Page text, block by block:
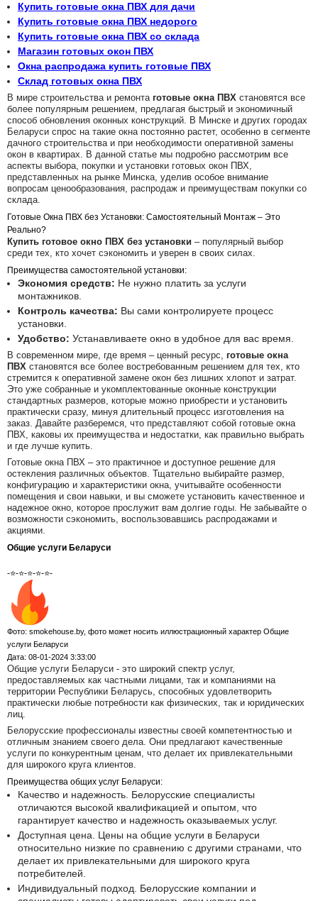
Купить готовые окна ПВХ для дачи
Купить готовые окна ПВХ недорого
Купить готовые окна ПВХ со склада
Магазин готовых окон ПВХ
Окна распродажа купить готовые ПВХ
Склад готовых окна ПВХ
В мире строительства и ремонта готовые окна ПВХ становятся все
более популярным решением, предлагая быстрый и экономичный
способ обновления оконных конструкций. В Минске и других городах
Беларуси спрос на такие окна постоянно растет, особенно в сегменте
дачного строительства и при необходимости оперативной замены
окон в квартирах. В данной статье мы подробно рассмотрим все
аспекты выбора, покупки и установки готовых окон ПВХ,
представленных на рынке Минска, уделив особое внимание
вопросам ценообразования, распродаж и преимуществам покупки со
склада.
Готовые Окна ПВХ без Установки: Самостоятельный Монтаж – Это
Реально?
Купить готовое окно ПВХ без установки – популярный выбор
среди тех, кто хочет сэкономить и уверен в своих силах.
Преимущества самостоятельной установки:
Экономия средств: Не нужно платить за услуги
монтажников.
Контроль качества: Вы сами контролируете процесс
установки.
Удобство: Устанавливаете окно в удобное для вас время.
В современном мире, где время – ценный ресурс, готовые окна
ПВХ становятся все более востребованным решением для тех, кто
стремится к оперативной замене окон без лишних хлопот и затрат.
Это уже собранные и укомплектованные оконные конструкции
стандартных размеров, которые можно приобрести и установить
практически сразу, минуя длительный процесс изготовления на
заказ. Давайте разберемся, что представляют собой готовые окна
ПВХ, каковы их преимущества и недостатки, как правильно выбрать
и где лучше купить.
Готовые окна ПВХ – это практичное и доступное решение для
остекления различных объектов. Тщательно выбирайте размер,
конфигурацию и характеристики окна, учитывайте особенности
помещения и свои навыки, и вы сможете установить качественное и
надежное окно, которое прослужит вам долгие годы. Не забывайте о
возможности сэкономить, воспользовавшись распродажами и
акциями.
Общие услуги Беларуси
-⭐-⭐-⭐-⭐-⭐-
Фото: smokehouse.by, фото может носить иллюстрационный характер Общие
услуги Беларуси
Дата: 08-01-2024 3:33:00
Общие услуги Беларуси - это широкий спектр услуг,
предоставляемых как частными лицами, так и компаниями на
территории Республики Беларусь, способных удовлетворить
практически любые потребности как физических, так и юридических
лиц.
Белорусские профессионалы известны своей компетентностью и
отличным знанием своего дела. Они предлагают качественные
услуги по конкурентным ценам, что делает их привлекательными
для широкого круга клиентов.
Преимущества общих услуг Беларуси:
Качество и надежность. Белорусские специалисты
отличаются высокой квалификацией и опытом, что
гарантирует качество и надежность оказываемых услуг.
Доступная цена. Цены на общие услуги в Беларуси
относительно низкие по сравнению с другими странами, что
делает их привлекательными для широкого круга
потребителей.
Индивидуальный подход. Белорусские компании и